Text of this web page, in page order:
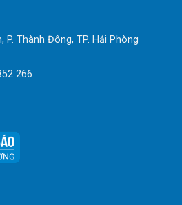
P. Thành Đông, TP. Hải Phòng
266